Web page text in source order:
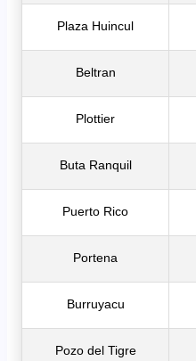
Plaza Huincul
Beltran
Plottier
Buta Ranquil
Puerto Rico
Portena
Burruyacu
Pozo del Tigre